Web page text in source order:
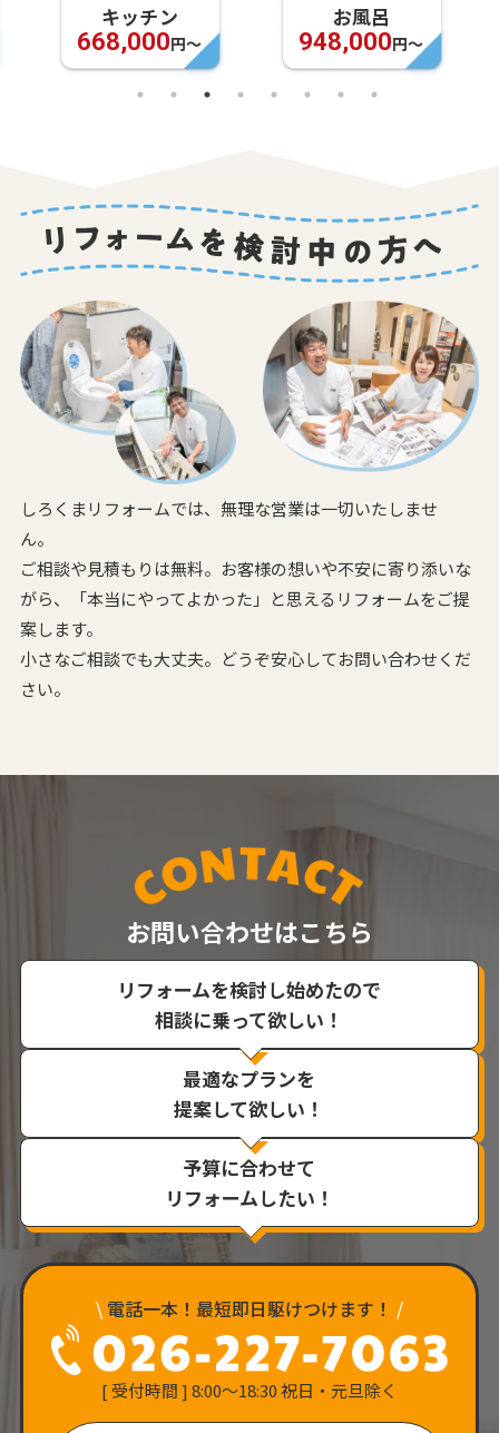
キッチン
668,000円〜
お風呂
948,000円〜
しろくまリフォームでは、無理な営業は一切いたしませ
ん。
ご相談や見積もりは無料。お客様の想いや不安に寄り添いな
がら、
「本当にやってよかった」と思えるリフォームをご提
案します。
小さなご相談でも大丈夫。どうぞ安心してお問い合わせくだ
さい。
お問い合わせはこちら
リフォームを検討し始めたので
相談に乗って欲しい！
最適なプランを
提案して欲しい！
予算に合わせて
リフォームしたい！
\ 電話一本！最短即日駆けつけます！ /
[ 受付時間 ] 8:00〜18:30 祝日・元旦除く